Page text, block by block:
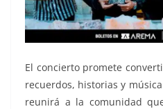
El concierto promete
recuerdos, historias y
reunirá a la comunidad